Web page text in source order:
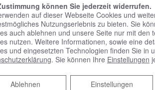
können Sie jederzeit widerrufen.
auf dieser Webseite Cookies und
Nutzungserlebnis zu bieten. Sie
auch ablehnen und unsere Seite nur mit den
nutzen. Weitere Informationen, sowie eine
und eingesetzten Technologien finden Sie in
. Sie können Ihre Einstellungen
Einstellungen
Ablehnen
Ablehnen